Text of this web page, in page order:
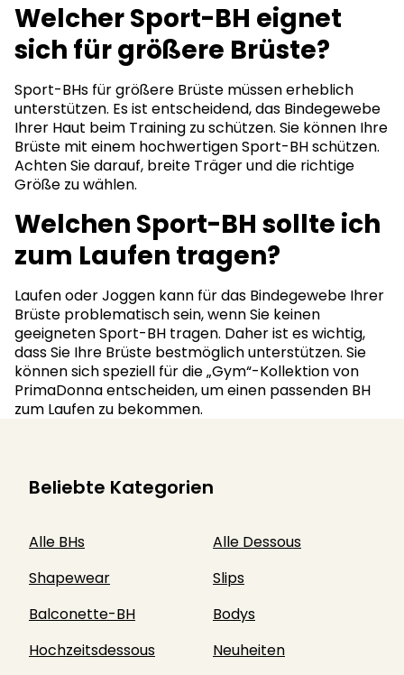
Welcher Sport-BH eignet
sich für größere Brüste?
Sport-BHs für größere Brüste müssen erheblich
unterstützen. Es ist entscheidend, das Bindegewebe
Ihrer Haut beim Training zu schützen. Sie können Ihre
Brüste mit einem hochwertigen Sport-BH schützen.
Achten Sie darauf, breite Träger und die richtige
Größe zu wählen.
Welchen Sport-BH sollte ich
zum Laufen tragen?
Laufen oder Joggen kann für das Bindegewebe Ihrer
Brüste problematisch sein, wenn Sie keinen
geeigneten Sport-BH tragen. Daher ist es wichtig,
dass Sie Ihre Brüste bestmöglich unterstützen. Sie
können sich speziell für die „Gym“-Kollektion von
PrimaDonna entscheiden, um einen passenden BH
zum Laufen zu bekommen.
Beliebte Kategorien
Alle BHs
Alle Dessous
Shapewear
Slips
Balconette-BH
Bodys
Hochzeitsdessous
Neuheiten